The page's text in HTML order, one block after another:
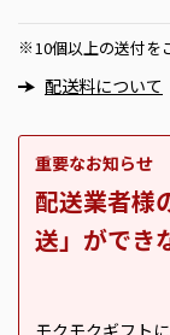
※ 10個以上の送付を
配送料について
重要なお知らせ
配送業者様
送」ができ